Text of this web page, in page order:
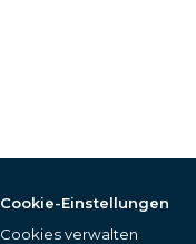
Cookie-Einstellungen
Cookies verwalten